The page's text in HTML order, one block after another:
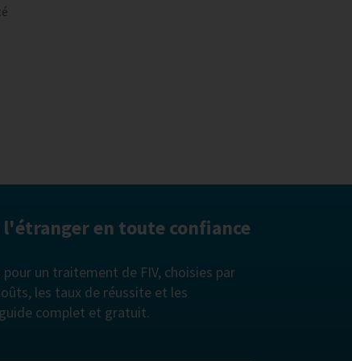
en toute confiance
un traitement de FIV, choisies par
les taux de réussite et les
complet et gratuit.